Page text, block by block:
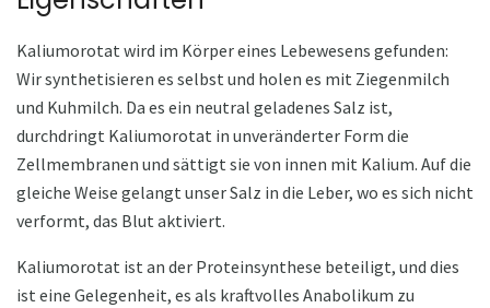
Kaliumorotat wird im Körper eines Lebewesens gefunden:
Wir synthetisieren es selbst und holen es mit Ziegenmilch
und Kuhmilch. Da es ein neutral geladenes Salz ist,
durchdringt Kaliumorotat in unveränderter Form die
Zellmembranen und sättigt sie von innen mit Kalium. Auf die
gleiche Weise gelangt unser Salz in die Leber, wo es sich nicht
verformt, das Blut aktiviert.
Kaliumorotat ist an der Proteinsynthese beteiligt, und dies
ist eine Gelegenheit, es als kraftvolles Anabolikum zu